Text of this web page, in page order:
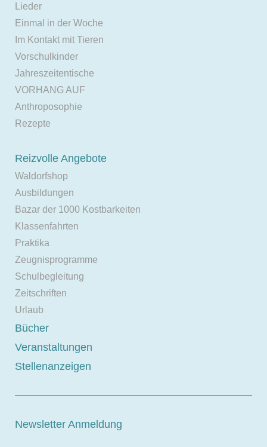
Lieder
Einmal in der Woche
Im Kontakt mit Tieren
Vorschulkinder
Jahreszeitentische
VORHANG AUF
Anthroposophie
Rezepte
Reizvolle Angebote
Waldorfshop
Ausbildungen
Bazar der 1000 Kostbarkeiten
Klassenfahrten
Praktika
Zeugnisprogramme
Schulbegleitung
Zeitschriften
Urlaub
Bücher
Veranstaltungen
Stellenanzeigen
Newsletter Anmeldung